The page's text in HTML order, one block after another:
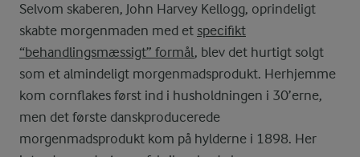
Selvom skaberen, John Harvey Kellogg, oprindeligt
skabte morgenmaden med et specifikt
“behandlingsmæssigt” formål, blev det hurtigt solgt
som et almindeligt morgenmadsprodukt. Herhjemme
kom cornflakes først ind i husholdningen i 30’erne,
men det første danskproducerede
morgenmadsprodukt kom på hylderne i 1898. Her